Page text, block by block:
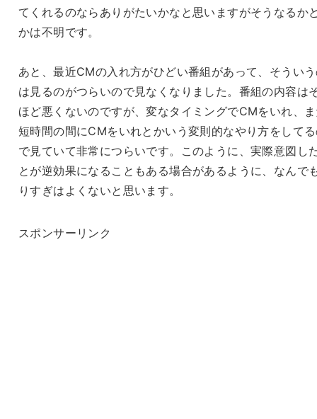
てくれるのならありがたいかなと思いますがそうなるか
かは不明です。
あと、最近CMの入れ方がひどい番組があって、そうい
は見るのがつらいので見なくなりました。番組の内容は
ほど悪くないのですが、変なタイミングでCMをいれ、
短時間の間にCMをいれとかいう変則的なやり方をして
で見ていて非常につらいです。このように、実際意図し
とが逆効果になることもある場合があるように、なんで
りすぎはよくないと思います。
スポンサーリンク